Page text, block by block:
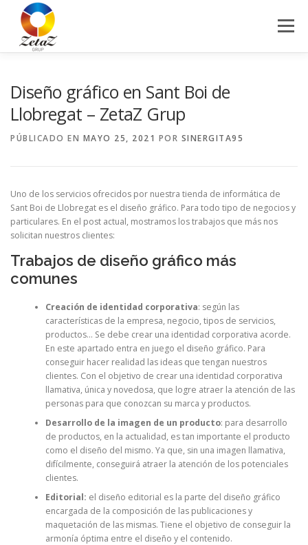
contenido
Menú
Diseño gráfico en Sant Boi de
Llobregat – ZetaZ Grup
PÚBLICADO EN MAYO 25, 2021 POR SINERGITA95
Uno de los servicios ofrecidos por nuestra tienda de informática de
Sant Boi de Llobregat es el diseño gráfico. Para todo tipo de negocios y
particulares. En el post actual, mostramos los trabajos que más nos
solicitan nuestros clientes:
Trabajos de diseño gráfico más
comunes
Creación de identidad corporativa: según las
características de la empresa, negocio, tipos de servicios,
productos… Se debe crear una identidad corporativa acorde.
En este apartado entra en juego el diseño gráfico. Para
conseguir hacer realidad las ideas que tengan nuestros
clientes. Con el objetivo de crear una identidad corporativa
llamativa, única y novedosa, que logre atraer la atención de las
personas para que conozcan su marca y productos.
Desarrollo de la imagen de un producto: para desarrollo
de productos, en la actualidad, es tan importante el producto
como el diseño del mismo. Ya que, sin una imagen llamativa,
difícilmente, conseguirá atraer la atención de los potenciales
clientes.
Editorial: el diseño editorial es la parte del diseño gráfico
encargada de la composición de las publicaciones y
maquetación de las mismas. Tiene el objetivo de conseguir la
armonía óptima entre el diseño y el contenido.